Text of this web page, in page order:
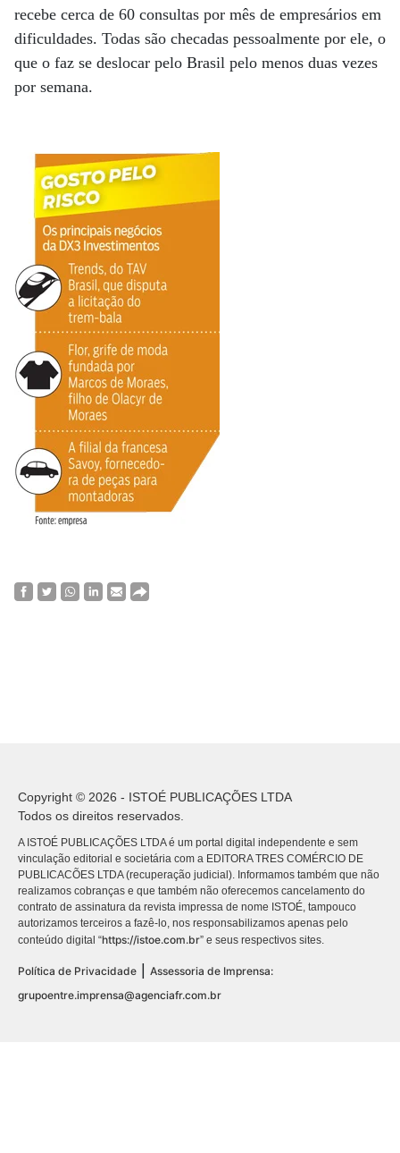
recebe cerca de 60 consultas por mês de empresários em
dificuldades. Todas são checadas pessoalmente por ele, o
que o faz se deslocar pelo Brasil pelo menos duas vezes
por semana.
Copyright © 2026 - ISTOÉ PUBLICAÇÕES LTDA
Todos os direitos reservados.
A ISTOÉ PUBLICAÇÕES LTDA é um portal digital independente e sem
vinculação editorial e societária com a EDITORA TRES COMÉRCIO DE
PUBLICACÕES LTDA (recuperação judicial). Informamos também que não
realizamos cobranças e que também não oferecemos cancelamento do
contrato de assinatura da revista impressa de nome ISTOÉ, tampouco
autorizamos terceiros a fazê-lo, nos responsabilizamos apenas pelo
conteúdo digital “https://istoe.com.br” e seus respectivos sites.
Política de Privacidade
Assessoria de Imprensa:
grupoentre.imprensa@agenciafr.com.br